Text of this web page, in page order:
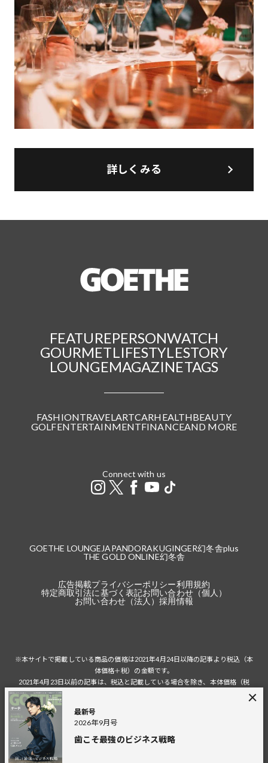
詳しくみる
最新号
2026年9月号
歯こそ最強のビジネス戦略
FEATUREPERSONWATCH
GOURMETLIFESTYLESTORY
LOUNGEMAGAZINETAGS
FASHIONTRAVELARTCARHEALTHBEAUTY
GOLFENTERTAINMENTFINANCEAND MORE
Connect with us
GOETHE LOUNGE JAPANDORAKUGINGER幻冬舎plus
THE GOLD ONLINE幻冬舎
広告掲載プライバシーポリシー利用規約
特定商取引法に基づく表記お問い合わせ（個人）
お問い合わせ（法人）採用情報
※本サイトで掲載している商品の価格は2021年4月24日以降の記事より税込（本
体価格＋税）の金額です。
2021年4月23日以前の記事は、税込と記載している場合を除き、本体価格（税
税込の場合の税額は掲載当時の税率に準じます。